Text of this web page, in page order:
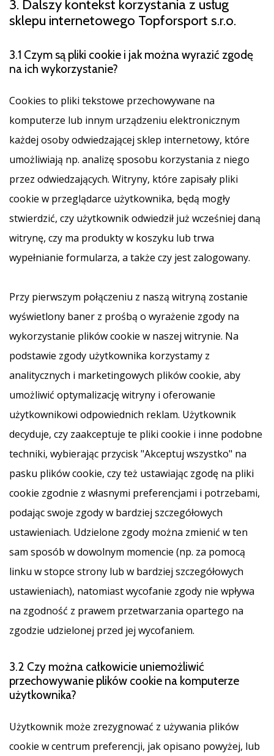
3. Dalszy kontekst korzystania z usług
sklepu internetowego Topforsport s.r.o.
3.1 Czym są pliki cookie i jak można wyrazić zgodę
na ich wykorzystanie?
Cookies to pliki tekstowe przechowywane na
komputerze lub innym urządzeniu elektronicznym
każdej osoby odwiedzającej sklep internetowy, które
umożliwiają np. analizę sposobu korzystania z niego
przez odwiedzających. Witryny, które zapisały pliki
cookie w przeglądarce użytkownika, będą mogły
stwierdzić, czy użytkownik odwiedził już wcześniej daną
witrynę, czy ma produkty w koszyku lub trwa
wypełnianie formularza, a także czy jest zalogowany.
Przy pierwszym połączeniu z naszą witryną zostanie
wyświetlony baner z prośbą o wyrażenie zgody na
wykorzystanie plików cookie w naszej witrynie. Na
podstawie zgody użytkownika korzystamy z
analitycznych i marketingowych plików cookie, aby
umożliwić optymalizację witryny i oferowanie
użytkownikowi odpowiednich reklam. Użytkownik
decyduje, czy zaakceptuje te pliki cookie i inne podobne
techniki, wybierając przycisk "Akceptuj wszystko" na
pasku plików cookie, czy też ustawiając zgodę na pliki
cookie zgodnie z własnymi preferencjami i potrzebami,
podając swoje zgody w bardziej szczegółowych
ustawieniach. Udzielone zgody można zmienić w ten
sam sposób w dowolnym momencie (np. za pomocą
linku w stopce strony lub w bardziej szczegółowych
ustawieniach), natomiast wycofanie zgody nie wpływa
na zgodność z prawem przetwarzania opartego na
zgodzie udzielonej przed jej wycofaniem.
3.2 Czy można całkowicie uniemożliwić
przechowywanie plików cookie na komputerze
użytkownika?
Użytkownik może zrezygnować z używania plików
cookie w centrum preferencji, jak opisano powyżej, lub